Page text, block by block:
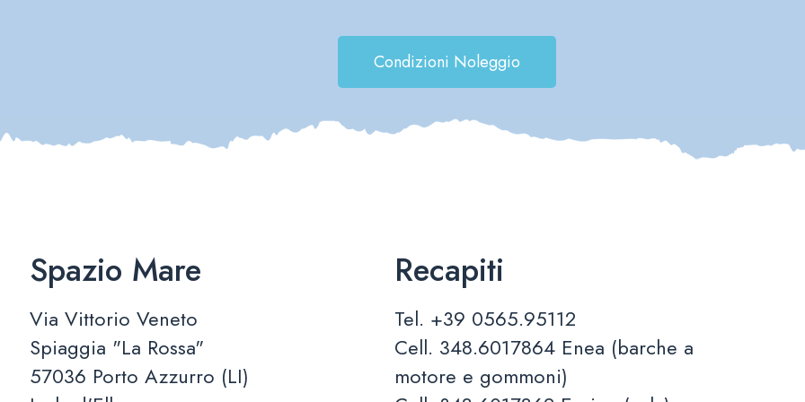
Condizioni Noleggio
Spazio Mare
Via Vittorio Veneto
Spiaggia "La Rossa"
57036 Porto Azzurro (LI)
Recapiti
Tel. +39 0565.95112
Cell. 348.6017864 Enea (barche a
motore e gommoni)